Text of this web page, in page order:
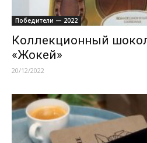
Победители — 2022
Коллекционный
«Жокей»
20/12/2022